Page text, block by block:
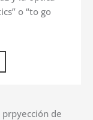
o “to go